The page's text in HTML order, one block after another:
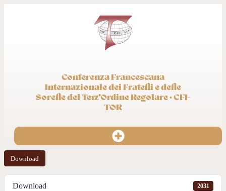
Conferenza Francescana
Internazionale dei Fratelli e delle
Sorelle del Terz’Ordine Regolare · CFI-
TOR
Download
Download 2031